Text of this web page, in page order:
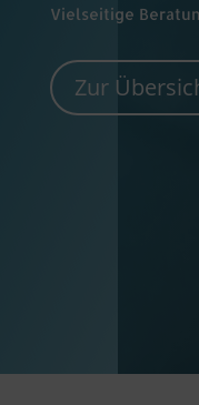
Vielseitige
Zur